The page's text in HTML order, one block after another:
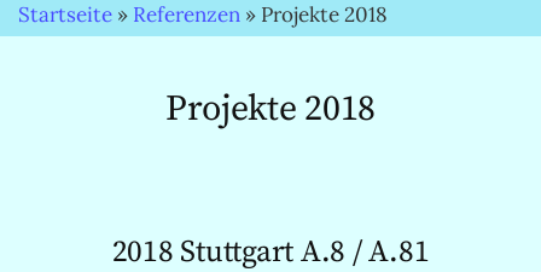
Startseite » Referenzen » Projekte 2018
Projekte 2018
2018 Stuttgart A.8 / A.81